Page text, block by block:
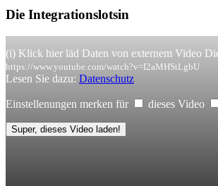
Die Integrationslotsin
(i) Klick hier läd Daten von externem Video
https://www.youtube.com/watch?v=I2aMHStLgbU
Lesen Sie dazu: Datenschutz
Einstellenungen merken für dieses Video
Super, dieses Video laden!